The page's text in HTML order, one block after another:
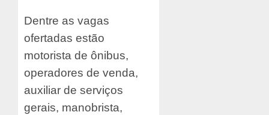
Dentre as vagas
ofertadas estão
motorista de ônibus,
operadores de venda,
auxiliar de serviços
gerais, manobrista,